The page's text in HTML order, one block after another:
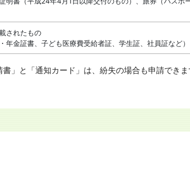
されたもの
年金証書、子ども医療費受給者証、学生証、社員証など）
」と「通知カード」は、紛失の場合も申請でき